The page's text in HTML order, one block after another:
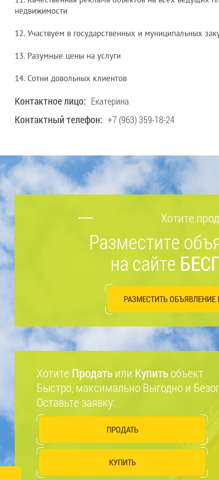
недвижимости
12. Участвуем в государственных и муниципальных
13. Разумные цены на услуги
14. Сотни довольных клиентов
Контактное лицо: Екатерина
Контактный телефон: +7 (963) 359-18-24
Хотите
Разместите
на сайте
РАЗМЕСТИТЬ ОБЪЯВЛЕНИЕ
Хотите Продатьили Купитьобъект
Быстро, максимально Выгодно и
Оставьте заявку:
ПРОДАТЬ
КУПИТЬ